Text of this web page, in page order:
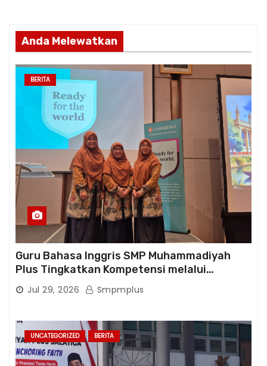
Anda Melewatkan
BERITA
Guru Bahasa Inggris SMP Muhammadiyah
Plus Tingkatkan Kompetensi melalui
Pelatihan Cambridge Life Skills in Action
Jul 29, 2026 Smpmplus
UNCATEGORIZED BERITA